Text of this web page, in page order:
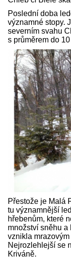
Poslední doba
významné stopy.
severním svahu
s průměrem do
Přestože je Malá
tu významnější
hřebenům, které
množství sněhu
vznikla
Nejrozlehlejší se
Kriváně.